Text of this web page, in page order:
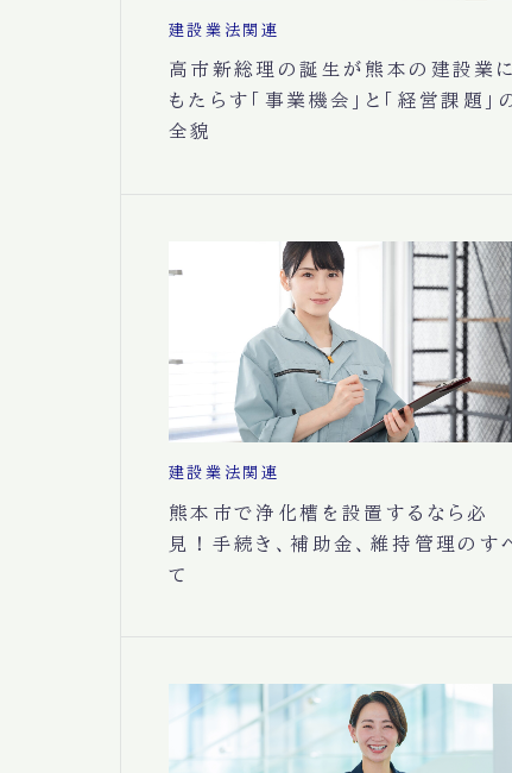
建設業法関連
高市新総理の誕生が熊本の建設業に
もたらす「事業機会」と「経営課題」
全貌
建設業法関連
熊本市で浄化槽を設置するなら必
見！手続き、補助金、維持管理のす
て